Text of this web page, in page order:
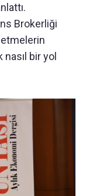
Brokerliği
nasıl bir yol